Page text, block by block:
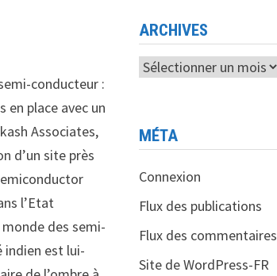
conducteur :
en place avec un
Associates,
d’un site près
l’Etat
des semi-
indien est lui-
ARCHIVES
Archives
MÉTA
Connexion
Flux des publications
Flux des commentaires
Site de WordPress-FR